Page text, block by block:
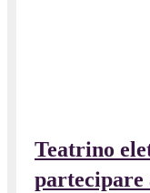
Teatrino
partecipare